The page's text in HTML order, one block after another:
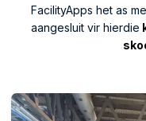
FacilityApps het as
aangesluit vir hierdie